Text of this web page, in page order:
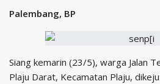
Palembang, BP
Siang kemarin (23/5), warga Jalan
Plaju Darat, Kecamatan Plaju,